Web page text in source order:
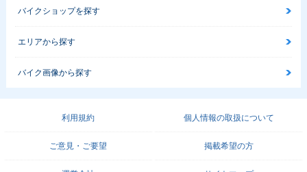
バイクショップを探す
エリアから探す
バイク画像から探す
利用規約 個人情報の取扱について
ご意見・ご要望 掲載希望の方